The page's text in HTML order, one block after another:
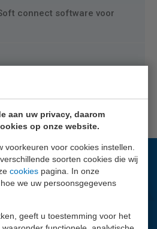
aan uw privacy, daarom
op onze website.
voorkeuren voor cookies instellen.
soorten cookies die wij
cookies pagina. In onze
we uw persoonsgegevens
geeft u toestemming voor het
connect software voor
software update